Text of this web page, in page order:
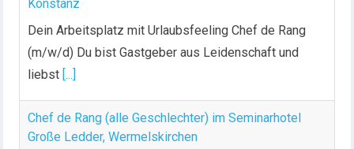
Konstanz
Dein Arbeitsplatz mit Urlaubsfeeling Chef de Rang
(m/w/d) Du bist Gastgeber aus Leidenschaft und
liebst [...]
Chef de Rang (alle Geschlechter) im Seminarhotel
Große Ledder, Wermelskirchen